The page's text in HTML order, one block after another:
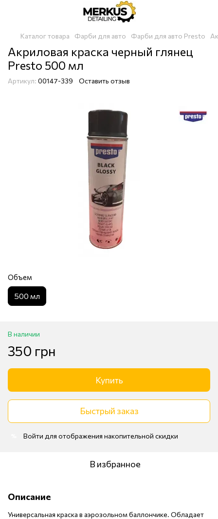
Каталог товара Фарби для авто Фарби для авто Presto
Акриловая краска черный глянец
Presto 500 мл
Артикул: 00147-339 Оставить отзыв
Объем
500 мл
В наличии
350 грн
Купить
Быстрый заказ
Войти для отображения накопительной скидки
В избранное
Описание
Универсальная краска в аэрозольном баллончике. Обладает